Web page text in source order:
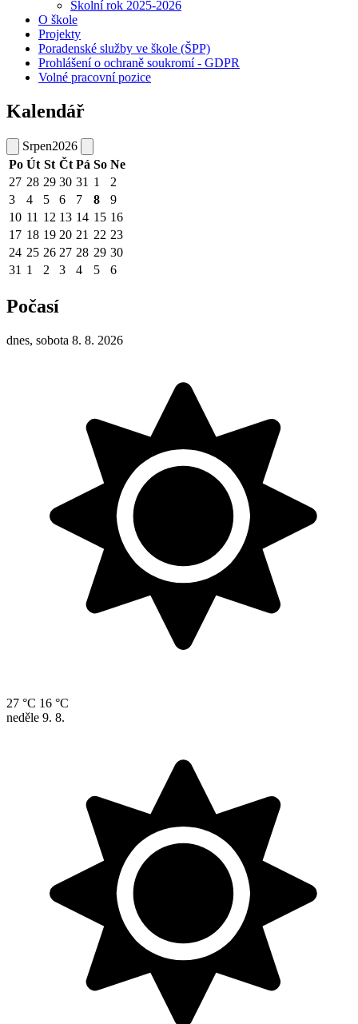
Školní rok 2025-2026
O škole
Projekty
Poradenské služby ve škole (ŠPP)
Prohlášení o ochraně soukromí - GDPR
Volné pracovní pozice
Kalendář
Srpen2026
Po Út St Čt Pá So Ne
27 28 29 30 31 1
2
3
4 5 6 7 8
9
10 11 12 13 14 15 16
17 18 19 20 21 22 23
24 25 26 27 28 29 30
31 1 2 3 4 5 6
Počasí
dnes, sobota 8. 8. 2026
27 °C 16 °C
neděle 9. 8.